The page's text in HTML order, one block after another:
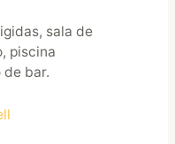
sala de
piscina
bar.